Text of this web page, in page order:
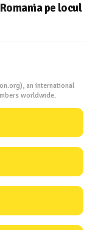
independente
an international
worldwide.